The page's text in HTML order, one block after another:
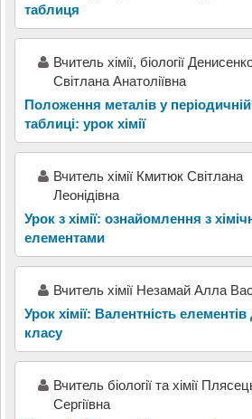
таблиця
Вчитель хімії, біології
Світлана Анатоліївна
Положення металів у періодичній
таблиці: урок хімії
Вчитель хімії Кмитюк Світлана
Леонідівна
Урок з хімії: ознайомлення з
елементами
Вчитель хімії Незамай Алла
Урок хімії: Валентність
класу
Вчитель біології та хімії
Сергіївна